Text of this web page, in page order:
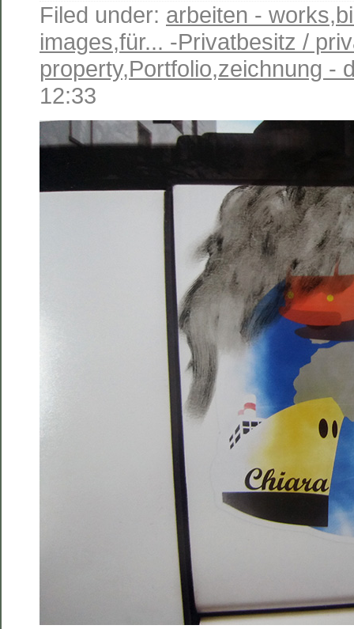
Filed under: arbeiten - works,
images,für... -Privatbesitz /
property,Portfolio,zeichnung -
12:33